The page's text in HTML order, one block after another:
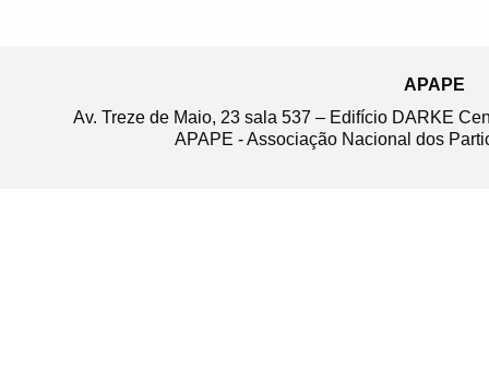
APAPE
Av. Treze de Maio, 23 sala 537 – Edifício DARKE
APAPE - Associação Nacional dos